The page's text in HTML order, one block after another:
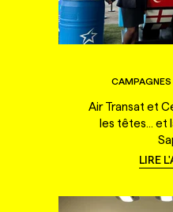
Air Transat et
les têtes... et
LIRE